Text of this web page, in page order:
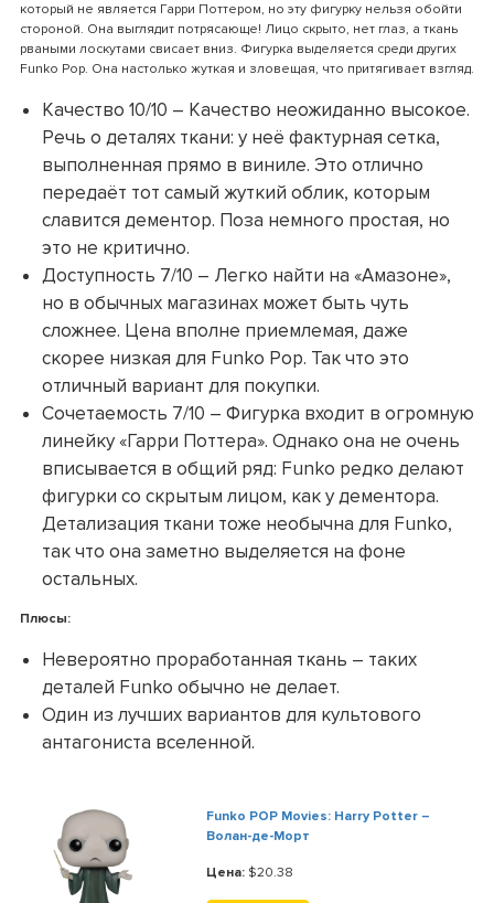
который не является Гарри Поттером, но эту фигурку нельзя обойти
стороной. Она выглядит потрясающе! Лицо скрыто, нет глаз, а ткань
рваными лоскутами свисает вниз. Фигурка выделяется среди других
Funko Pop. Она настолько жуткая и зловещая, что притягивает взгляд.
Качество 10/10 – Качество неожиданно высокое.
Речь о деталях ткани: у неё фактурная сетка,
выполненная прямо в виниле. Это отлично
передаёт тот самый жуткий облик, которым
славится дементор. Поза немного простая, но
это не критично.
Доступность 7/10 – Легко найти на «Амазоне»,
но в обычных магазинах может быть чуть
сложнее. Цена вполне приемлемая, даже
скорее низкая для Funko Pop. Так что это
отличный вариант для покупки.
Сочетаемость 7/10 – Фигурка входит в огромную
линейку «Гарри Поттера». Однако она не очень
вписывается в общий ряд: Funko редко делают
фигурки со скрытым лицом, как у дементора.
Детализация ткани тоже необычна для Funko,
так что она заметно выделяется на фоне
остальных.
Плюсы:
Невероятно проработанная ткань – таких
деталей Funko обычно не делает.
Один из лучших вариантов для культового
антагониста вселенной.
Funko POP Movies: Harry Potter –
Волан-де-Морт
Цена: $20.38